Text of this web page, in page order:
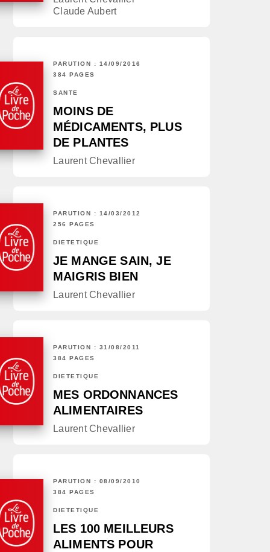
Claude Aubert
PARUTION : 14/09/2016
384 PAGES
SANTÉ
MOINS DE
MÉDICAMENTS, PLUS
DE PLANTES
Laurent Chevallier
PARUTION : 14/03/2012
256 PAGES
DIÉTÉTIQUE
JE MANGE SAIN, JE
MAIGRIS BIEN
Laurent Chevallier
PARUTION : 31/08/2011
384 PAGES
DIÉTÉTIQUE
MES ORDONNANCES
ALIMENTAIRES
Laurent Chevallier
PARUTION : 08/09/2010
384 PAGES
DIÉTÉTIQUE
LES 100 MEILLEURS
ALIMENTS POUR